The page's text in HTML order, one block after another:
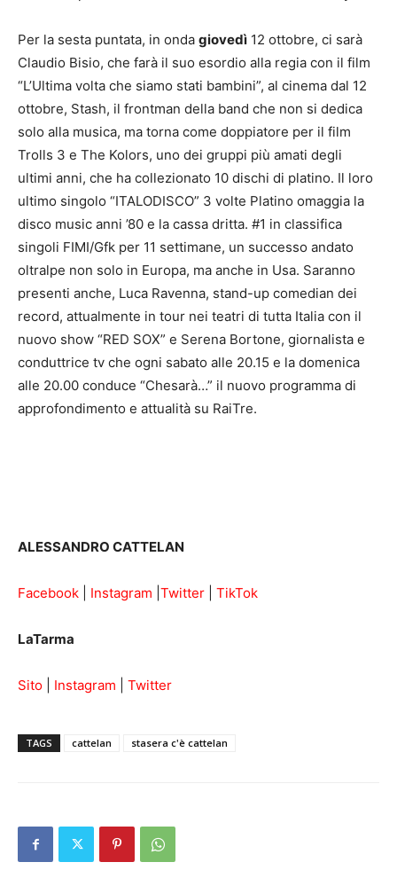
Per la sesta puntata, in onda giovedì 12 ottobre, ci sarà
Claudio Bisio, che farà il suo esordio alla regia con il film
“L’Ultima volta che siamo stati bambini”, al cinema dal 12
ottobre, Stash, il frontman della band che non si dedica
solo alla musica, ma torna come doppiatore per il film
Trolls 3 e The Kolors, uno dei gruppi più amati degli
ultimi anni, che ha collezionato 10 dischi di platino. Il loro
ultimo singolo “ITALODISCO” 3 volte Platino omaggia la
disco music anni ’80 e la cassa dritta. #1 in classifica
singoli FIMI/Gfk per 11 settimane, un successo andato
oltralpe non solo in Europa, ma anche in Usa. Saranno
presenti anche, Luca Ravenna, stand-up comedian dei
record, attualmente in tour nei teatri di tutta Italia con il
nuovo show “RED SOX” e Serena Bortone, giornalista e
conduttrice tv che ogni sabato alle 20.15 e la domenica
alle 20.00 conduce “Chesarà…” il nuovo programma di
approfondimento e attualità su RaiTre.
ALESSANDRO CATTELAN
Facebook Instagram Twitter TikTok
LaTarma
Sito Instagram Twitter
TAGS cattelan stasera c'è cattelan